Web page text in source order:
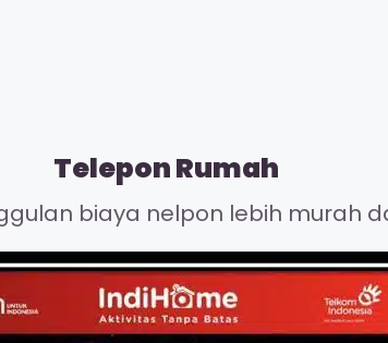
Telepon Rumah
biaya nelpon lebih murah